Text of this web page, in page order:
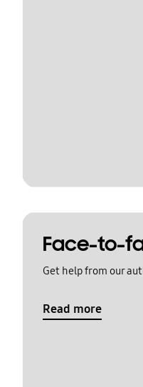
Face-to-
Get help from our
Read more